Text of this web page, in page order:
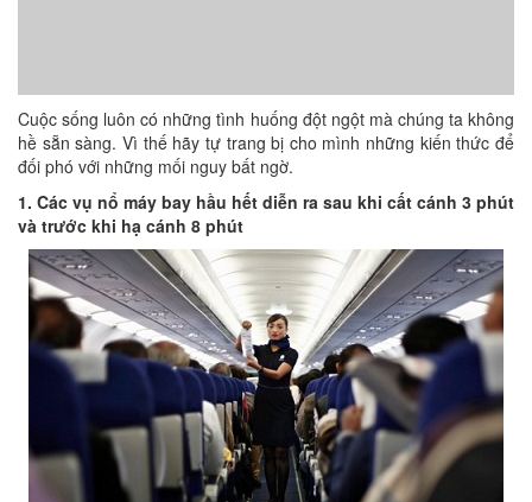
Cuộc sống luôn có những tình huống đột ngột mà chúng ta không
hề sẵn sàng. Vì thế hãy tự trang bị cho mình những kiến thức để
đối phó với những mối nguy bất ngờ.
1. Các vụ nổ máy bay hầu hết diễn ra sau khi cất cánh 3 phút
và trước khi hạ cánh 8 phút